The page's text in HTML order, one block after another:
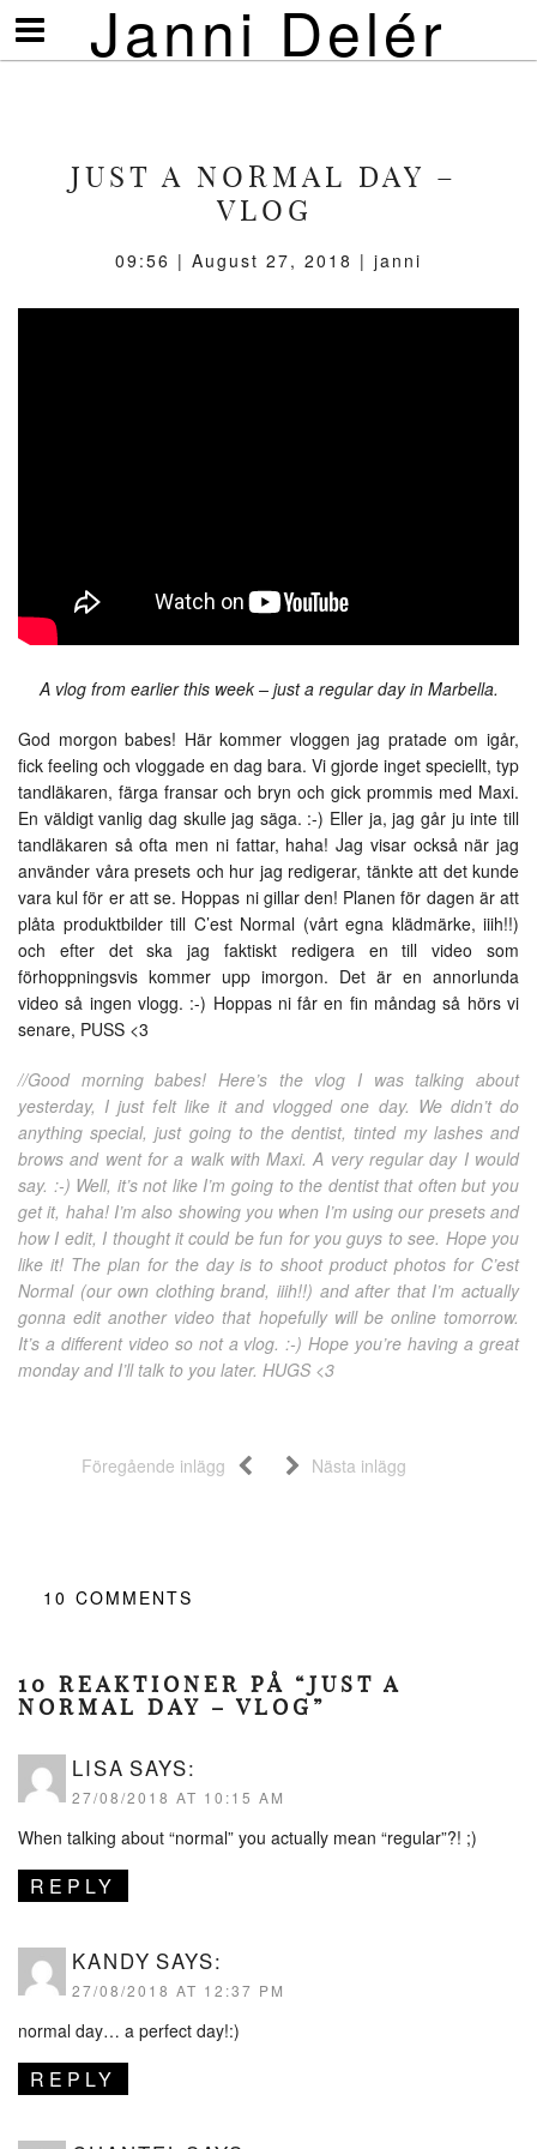
Janni Delér
Visa/göm
meny
JUST A NORMAL DAY –
VLOG
09:56 | August 27, 2018 | janni
A vlog from earlier this week – just a regular day in Marbella.
God morgon babes! Här kommer vloggen jag pratade om igår,
fick feeling och vloggade en dag bara. Vi gjorde inget speciellt, typ
tandläkaren, färga fransar och bryn och gick prommis med Maxi.
En väldigt vanlig dag skulle jag säga. :-) Eller ja, jag går ju inte till
tandläkaren så ofta men ni fattar, haha! Jag visar också när jag
använder våra presets och hur jag redigerar, tänkte att det kunde
vara kul för er att se. Hoppas ni gillar den! Planen för dagen är att
plåta produktbilder till C’est Normal (vårt egna klädmärke, iiih!!)
och efter det ska jag faktiskt redigera en till video som
förhoppningsvis kommer upp imorgon. Det är en annorlunda
video så ingen vlogg. :-) Hoppas ni får en fin måndag så hörs vi
senare, PUSS <3
//Good morning babes! Here’s the vlog I was talking about
yesterday, I just felt like it and vlogged one day. We didn’t do
anything special, just going to the dentist, tinted my lashes and
brows and went for a walk with Maxi. A very regular day I would
say. :-) Well, it’s not like I’m going to the dentist that often but you
get it, haha! I’m also showing you when I’m using our presets and
how I edit, I thought it could be fun for you guys to see. Hope you
like it! The plan for the day is to shoot product photos for C’est
Normal (our own clothing brand, iiih!!) and after that I’m actually
gonna edit another video that hopefully will be online tomorrow.
It’s a different video so not a vlog. :-) Hope you’re having a great
monday and I’ll talk to you later. HUGS <3
Föregående inlägg Nästa inlägg
10 COMMENTS
10 REAKTIONER PÅ “JUST A
NORMAL DAY – VLOG”
LISA SAYS:
27/08/2018 AT 10:15 AM
When talking about “normal” you actually mean “regular”?! ;)
REPLY
KANDY SAYS:
27/08/2018 AT 12:37 PM
normal day… a perfect day!:)
REPLY